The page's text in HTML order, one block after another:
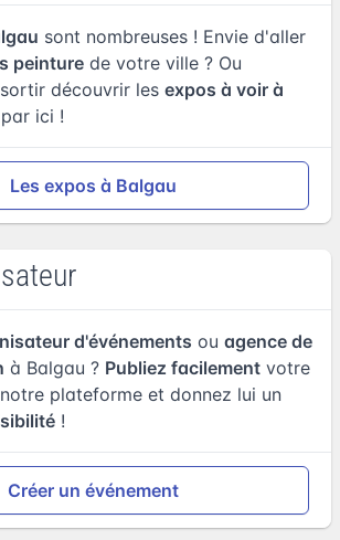
sont nombreuses ! Envie d'aller
peinture de votre ville ? Ou
découvrir les expos à voir à
ici !
Les expos à Balgau
d'événements ou agence de
à Balgau ? Publiez facilement votre
plateforme et donnez lui un
!
Créer un événement